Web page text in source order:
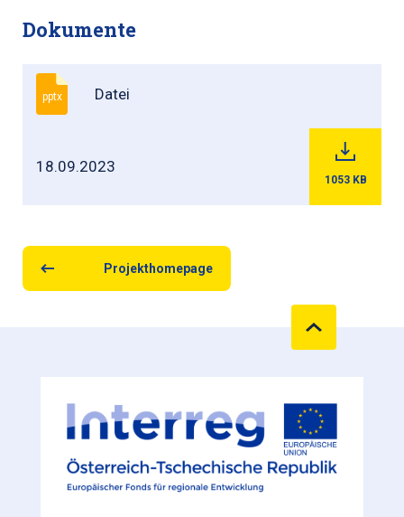
Dokumente
pptx Datei
18.09.2023
1053 KB
Projekthomepage